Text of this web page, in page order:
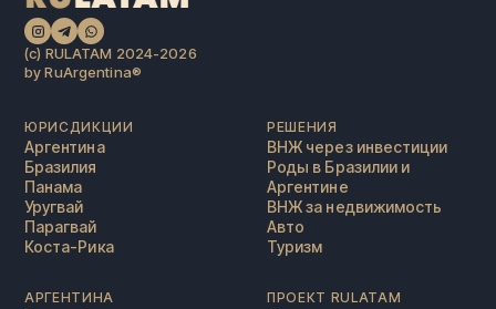
(c) RULATAM 2024-2026
by RuArgentina®️
ЮРИСДИКЦИИ
Аргентина
Бразилия
Панама
Уругвай
Парагвай
Коста-Рика
РЕШЕНИЯ
ВНЖ через инвестиции
Роды в Бразилии и
Аргентине
ВНЖ за недвижимость
Авто
Туризм
АРГЕНТИНА ПРОЕКТ RULATAM